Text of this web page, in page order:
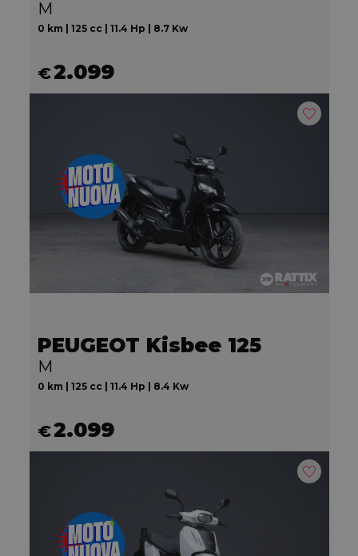
M
0 km | 125 cc | 11.4 Hp | 8.7 Kw
€2.099
PEUGEOT Kisbee 125
M
0 km | 125 cc | 11.4 Hp | 8.4 Kw
€2.099